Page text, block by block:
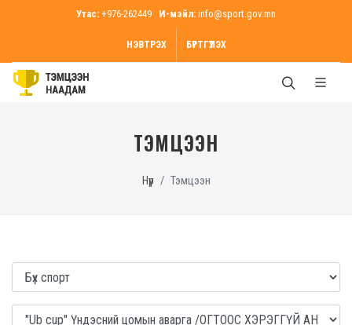
Утас: +976-262449 И-мэйл: info@sport.gov.mn
НЭВТРЭХ БҮРТГҮҮЛЭХ
ТЭМЦЭЭН
Нүүр Тэмцээн